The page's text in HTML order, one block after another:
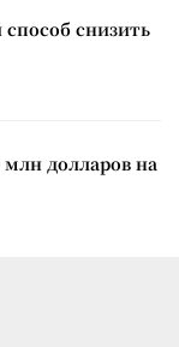
способ снизить
долларов на